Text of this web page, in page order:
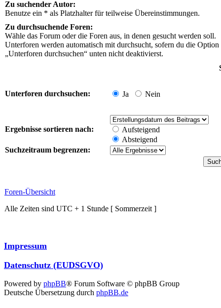
Zu suchender Autor:
Benutze ein * als Platzhalter für teilweise Übereinstimmungen.
Zu durchsuchende Foren:
Wähle das Forum oder die Foren aus, in denen gesucht werden soll.
Unterforen werden automatisch mit durchsucht, sofern du die Option
„Unterforen durchsuchen“ unten nicht deaktivierst.
Unterforen durchsuchen: Ja Nein
Ergebnisse sortieren nach:
Aufsteigend
Absteigend
Suchzeitraum begrenzen:
Foren-Übersicht
Alle Zeiten sind UTC + 1 Stunde [ Sommerzeit ]
Impressum
Datenschutz (EUDSGVO)
Powered by phpBB® Forum Software © phpBB Group
Deutsche Übersetzung durch phpBB.de